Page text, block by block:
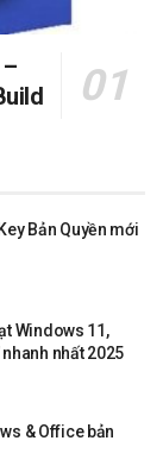
Bản Quyền mới
Windows 11,
nhất 2025
& Office bản